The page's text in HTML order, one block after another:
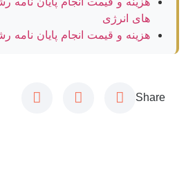
های انرژی
هزینه و قیمت انجام پایان نامه
Share